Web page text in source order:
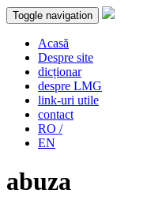
Toggle navigation
Acasă
Despre site
dicționar
despre LMG
link-uri utile
contact
RO /
EN
abuza